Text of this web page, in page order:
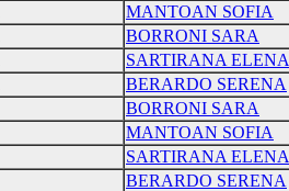
MANTOAN SOFIA
BORRONI SARA
SARTIRANA ELENA
BERARDO SERENA
BORRONI SARA
MANTOAN SOFIA
SARTIRANA ELENA
BERARDO SERENA